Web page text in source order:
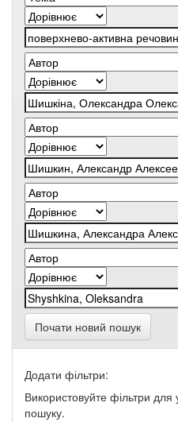
Почати новий пошук
Додати фільтри:
Використовуйте фільтри для
пошуку.